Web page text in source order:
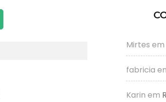
Mirtes em
fabricia
Karin em